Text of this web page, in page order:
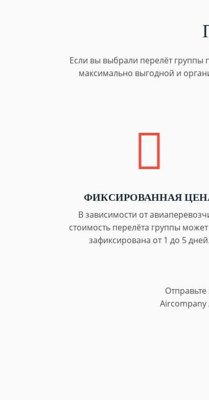
Если вы выбрали перелёт группы
максимально выгодной и
ФИКСИРОВАННАЯ
В зависимости от
стоимость перелёта группы
зафиксирована от 1 до 5 дней.
Aircompany